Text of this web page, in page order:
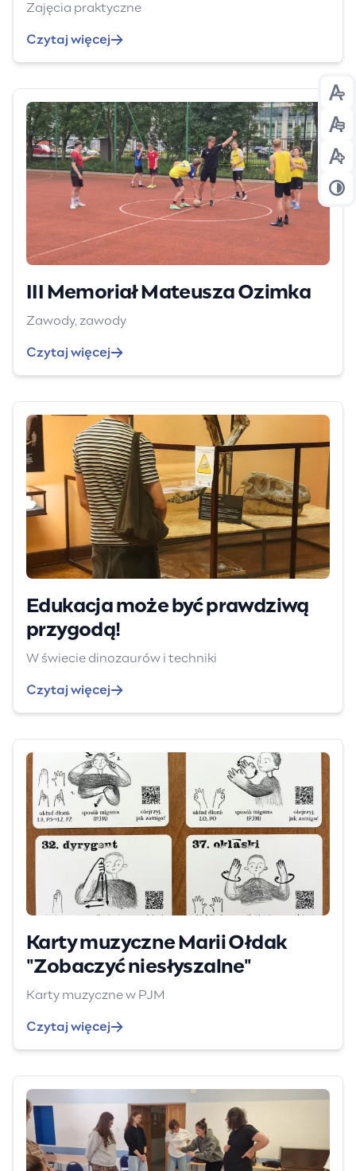
Zajęcia praktyczne
Czytaj więcej
III Memoriał Mateusza Ozimka
Zawody, zawody
Czytaj więcej
Edukacja może być prawdziwą
przygodą!
W świecie dinozaurów i techniki
Czytaj więcej
Karty muzyczne Marii Ołdak
"Zobaczyć niesłyszalne"
Karty muzyczne w PJM
Czytaj więcej